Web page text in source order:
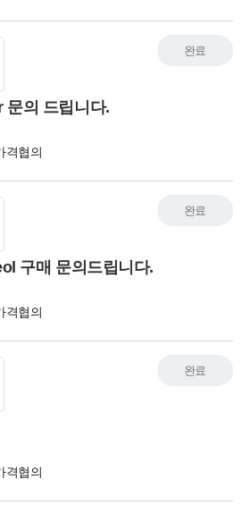
의 드립니다.
격협의
완료
구매 문의드립니다.
격협의
완료
격협의
완료